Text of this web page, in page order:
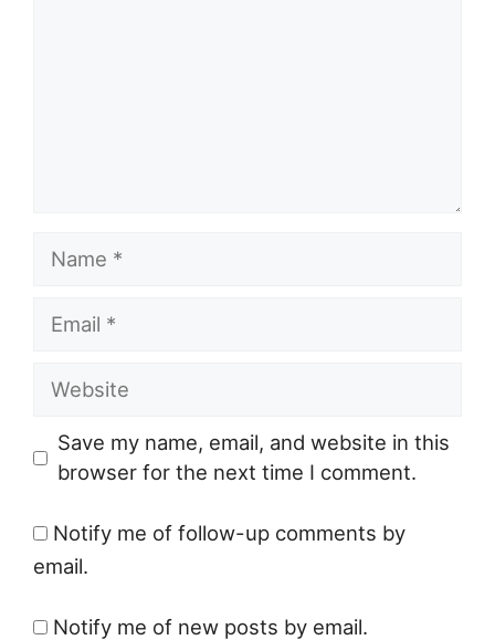
Name
Email
Website
Save my name, email, and website in this
browser for the next time I comment.
Notify me of follow-up comments by
email.
Notify me of new posts by email.